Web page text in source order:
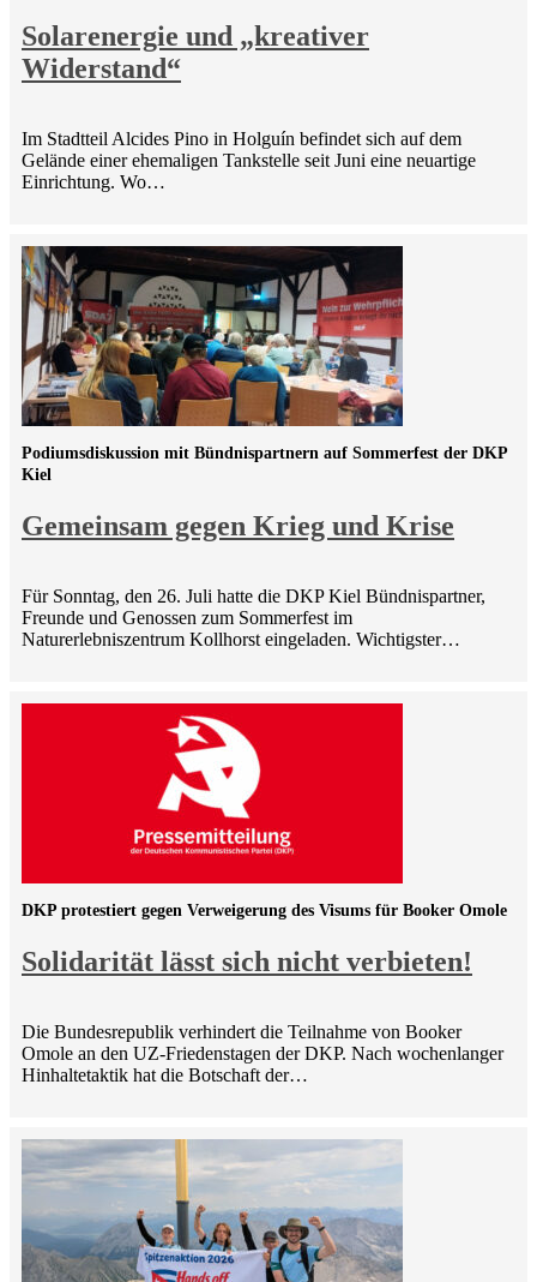
Solarenergie und „kreativer
Widerstand“
Im Stadtteil Alcides Pino in Holguín befindet sich auf dem
Gelände einer ehemaligen Tankstelle seit Juni eine neuartige
Einrichtung. Wo…
Gemeinsam gegen Krieg und Krise
Podiumsdiskussion mit Bündnispartnern auf Sommerfest der DKP
Kiel
Für Sonntag, den 26. Juli hatte die DKP Kiel Bündnispartner,
Freunde und Genossen zum Sommerfest im
Naturerlebniszentrum Kollhorst eingeladen. Wichtigster…
Solidarität lässt sich nicht verbieten!
DKP protestiert gegen Verweigerung des Visums für Booker Omole
Die Bundesrepublik verhindert die Teilnahme von Booker
Omole an den UZ-Friedenstagen der DKP. Nach wochenlanger
Hinhaltetaktik hat die Botschaft der…